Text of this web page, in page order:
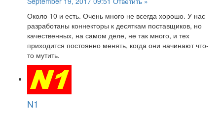
Около 10 и есть. Очень много не всегда хорошо. У нас
разработаны коннекторы к десяткам поставщиков, но
качественных, на самом деле, не так много, и тех
приходится постоянно менять, когда они начинают что-
то мутить.
N1